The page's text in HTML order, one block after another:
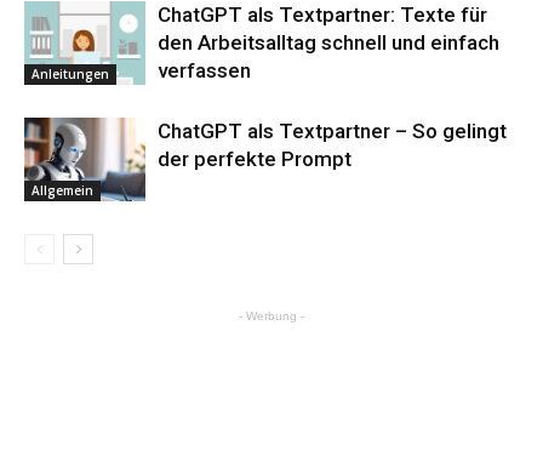
Anleitungen
ChatGPT als Textpartner: Texte für
den Arbeitsalltag schnell und einfach
verfassen
Allgemein
ChatGPT als Textpartner – So gelingt
der perfekte Prompt
- Werbung -